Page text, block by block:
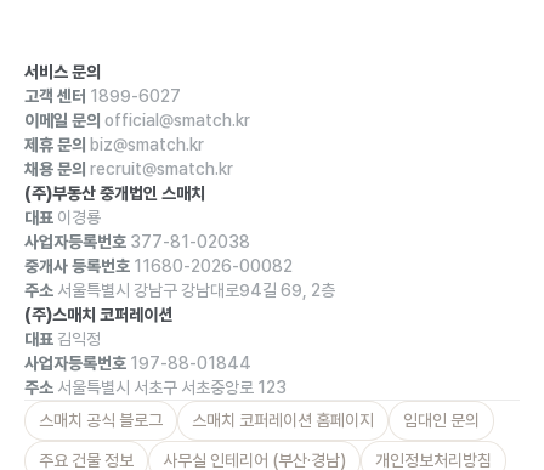
서비스 문의
고객 센터 1899-6027
이메일 문의 official@smatch.kr
제휴 문의 biz@smatch.kr
채용 문의 recruit@smatch.kr
(주)부동산 중개법인 스매치
대표 이경룡
사업자등록번호 377-81-02038
중개사 등록번호 11680-2026-00082
주소 서울특별시 강남구 강남대로94길 69, 2층
(주)스매치 코퍼레이션
대표 김익정
사업자등록번호 197-88-01844
주소 서울특별시 서초구 서초중앙로 123
스매치 공식 블로그
스매치 코퍼레이션 홈페이지 임대인 문의
주요 건물 정보 사무실 인테리어 (부산·경남) 개인정보처리방침